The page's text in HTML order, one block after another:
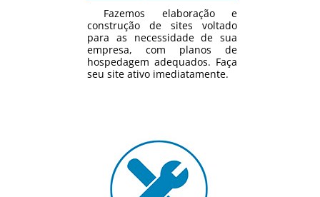
Fazemos elaboração e
construção de sites voltado
para as necessidade de sua
empresa, com planos de
hospedagem adequados. Faça
seu site ativo imediatamente.